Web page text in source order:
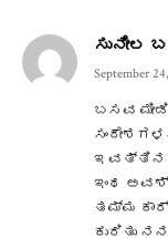
ಸುನೀಲ
September
ಬಸವ
ಇವತ್ತಿನ
ಇಂಥ
ತಮ್ಮ
ಕುರಿತು